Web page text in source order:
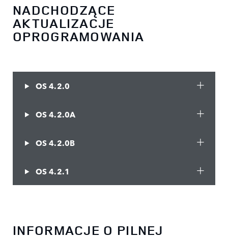
NADCHODZĄCE
AKTUALIZACJE
OPROGRAMOWANIA
OS 4.2.0
OS 4.2.0A
OS 4.2.0B
OS 4.2.1
INFORMACJE O PILNEJ